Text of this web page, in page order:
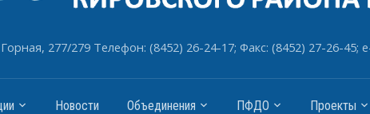
277/279 Телефон: (8452) 26-24-17; Факс: (8452) 27-26-45;
Новости Объединения ПФДО Проекты